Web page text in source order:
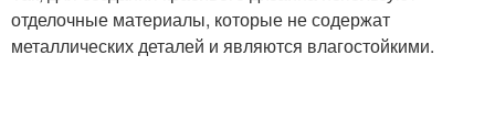
отделочные материалы, которые не содержат
металлических деталей и являются влагостойкими.